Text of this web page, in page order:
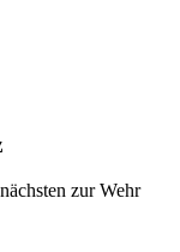
zur Wehr